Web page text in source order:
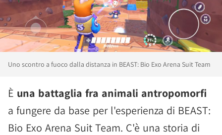
Uno scontro a fuoco dalla distanza in BEAST: Bio Exo Arena Suit Team
È una battaglia fra animali antropomorfi
a fungere da base per l'esperienza di BEAST:
Bio Exo Arena Suit Team. C'è una storia di